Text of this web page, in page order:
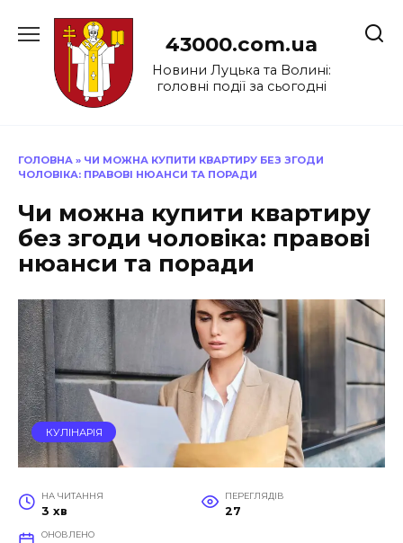
до
43000.com.ua
Новини Луцька та Волині:
головні події за сьогодні
ГОЛОВНА » ЧИ МОЖНА КУПИТИ КВАРТИРУ БЕЗ ЗГОДИ
ЧОЛОВІКА: ПРАВОВІ НЮАНСИ ТА ПОРАДИ
Чи можна купити квартиру
без згоди чоловіка: правові
нюанси та поради
КУЛІНАРІЯ
НА ЧИТАННЯ
3 хв
ПЕРЕГЛЯДІВ
27
ОНОВЛЕНО